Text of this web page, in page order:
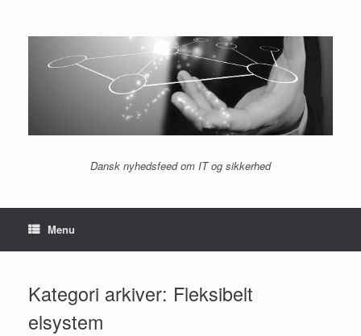
indhold
Dansk nyhedsfeed om IT og sikkerhed
Menu
Kategori arkiver: Fleksibelt
elsystem